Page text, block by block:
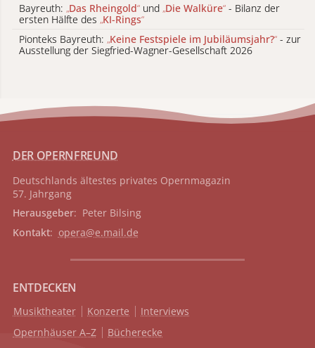
Bayreuth: „Das Rheingold“ und „Die Walküre“ - Bilanz der
ersten Hälfte des „KI-Rings“
Pionteks Bayreuth: „Keine Festspiele im Jubiläumsjahr?“ - zur
Ausstellung der Siegfried-Wagner-Gesellschaft 2026
DER OPERNFREUND
Deutschlands ältestes privates Opernmagazin
57. Jahrgang
Herausgeber: Peter Bilsing
Kontakt: opera@e.mail.de
ENTDECKEN
Musiktheater Konzerte
Interviews
Opernhäuser A–Z
Bücherecke